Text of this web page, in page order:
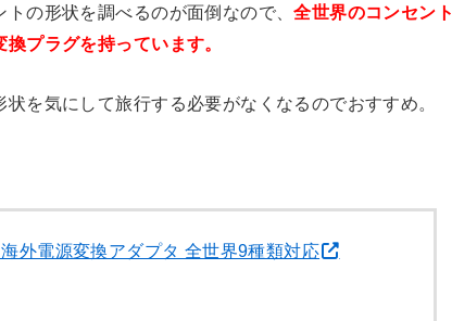
の形状を調べるのが面倒なので、全世界のコンセント
プラグを持っています。
を気にして旅行する必要がなくなるのでおすすめ。
外電源変換アダプタ 全世界9種類対応